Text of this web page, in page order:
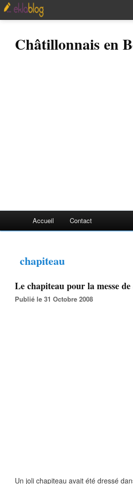
Châtillonnais en
Accueil Contact
chapiteau
Le chapiteau pour la messe
Publié le 31 Octobre 2008
Un joli chapiteau avait été dressé